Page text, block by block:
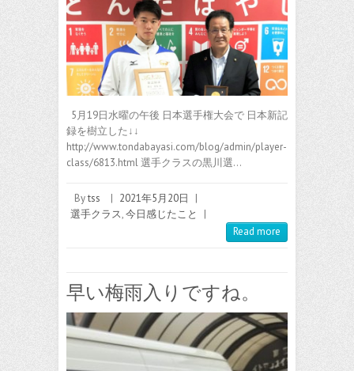
5月19日水曜の午後 日本選手権大会で 日本新記
録を樹立した↓↓
http://www.tondabayasi.com/blog/admin/player-
class/6813.html 選手クラスの黒川選…
Bytss | 2021年5月20日
|
選手クラス,今日感じたこと
|
Read more
早い梅雨入りですね。